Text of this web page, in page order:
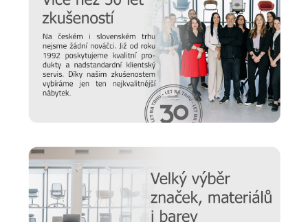
Italská značka Bontempi se proslavila nejen prvotřídním
designem, ale zejména
vysoce kvalitními a speciálními
materiály, na které klade silný důraz. Informace o
využívaných materiálech naleznete ZDE. Všechny zmíněné
materiály máme ve forměvzorkovnicefyzicky k nahlédnutí
na našemshowroomu v Praze-Karlíně. Nabízíme i možnost
zapůjčení a zaslání těchto vzorkůna dobírku poštou. V
případě jakýchkoli dotazů nás neváhejtekontaktovat.
Vítejte ve světě BONTEMPI